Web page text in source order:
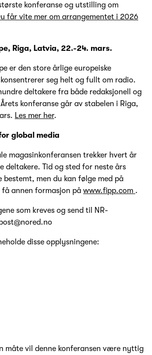
konferanse og utstilling om
får vite mer om arrangementet i 2026
Riga, Latvia, 22.-24. mars.
er den store årlige europeiske
seg helt og fullt om radio.
deltakere fra både redaksjonell og
konferanse går av stabelen i Riga,
Les mer her.
global media
magasinkonferansen trekker hvert år
deltakere. Tid og sted for neste års
bestemt, men du kan følge med på
annen formasjon på www.fipp.com .
som kreves og send til NR-
disse opplysningene:
måte vil denne konferansen være nyttig